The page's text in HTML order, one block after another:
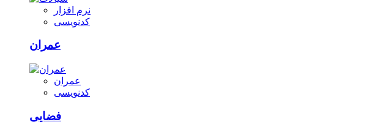
نرم افزار
کدنویسی
عمران
عمران
کدنویسی
فضایی